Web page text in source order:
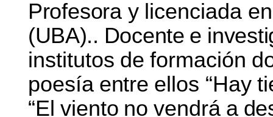
Profesora y licenciada
(UBA).. Docente e
institutos de formación
poesía entre ellos “Hay
“El viento no vendrá a